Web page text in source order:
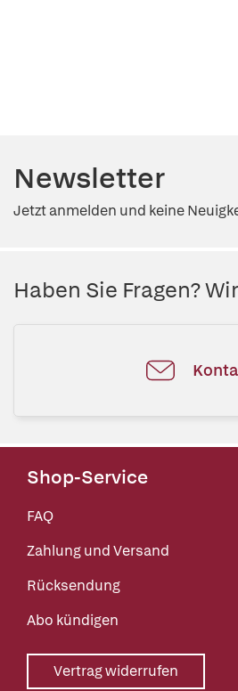
Newsletter
Jetzt anmelden und keine
Haben Sie Fragen?
Shop-Service
FAQ
Zahlung und Versand
Rücksendung
Abo kündigen
Vertrag widerrufen